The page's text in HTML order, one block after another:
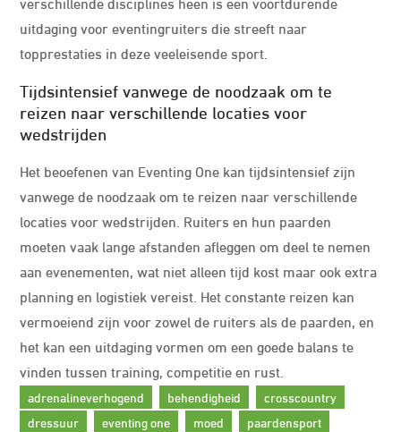
uitdaging voor eventingruiters die streeft naar
topprestaties in deze veeleisende sport.
Tijdsintensief vanwege de noodzaak om te
reizen naar verschillende locaties voor
wedstrijden
Het beoefenen van Eventing One kan tijdsintensief zijn
vanwege de noodzaak om te reizen naar verschillende
locaties voor wedstrijden. Ruiters en hun paarden
moeten vaak lange afstanden afleggen om deel te nemen
aan evenementen, wat niet alleen tijd kost maar ook extra
planning en logistiek vereist. Het constante reizen kan
vermoeiend zijn voor zowel de ruiters als de paarden, en
het kan een uitdaging vormen om een goede balans te
vinden tussen training, competitie en rust.
adrenalineverhogend behendigheid
crosscountry
dressuur
eventing one moed
paardensport